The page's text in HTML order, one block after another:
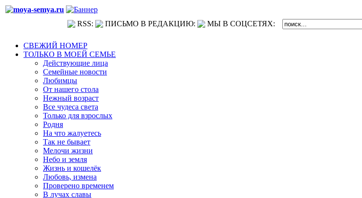
RSS: ПИСЬМО В РЕДАКЦИЮ: МЫ В СОЦСЕТЯХ:
СВЕЖИЙ НОМЕР
ТОЛЬКО В МОЕЙ СЕМЬЕ
Действующие лица
Семейные новости
Любимцы
От нашего стола
Нежный возраст
Все чудеса света
Только для взрослых
Родня
На что жалуетесь
Так не бывает
Мелочи жизни
Небо и земля
Жизнь и кошелёк
Любовь, измена
Проверено временем
В лучах славы